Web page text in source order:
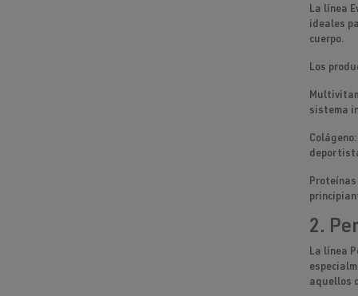
La línea
ideales
cuerpo.
Los
sistema
Colágeno
Proteínas
2.
La línea
aquellos